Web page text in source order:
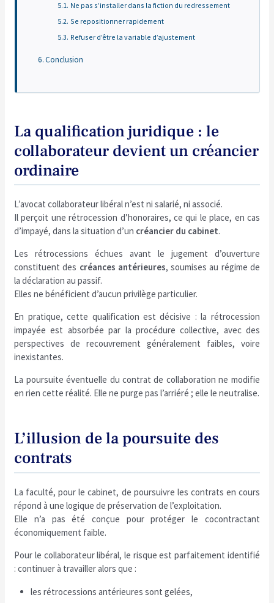
Ne pas s’installer dans la fiction du redressement
Se repositionner rapidement
Refuser d’être la variable d’ajustement
Conclusion
La qualification juridique : le
collaborateur devient un créancier
ordinaire
L’avocat collaborateur libéral n’est ni salarié, ni associé.
Il perçoit une rétrocession d’honoraires, ce qui le place, en cas
d’impayé, dans la situation d’un créancier du cabinet.
Les rétrocessions échues avant le jugement d’ouverture
constituent des créances antérieures, soumises au régime de
la déclaration au passif.
Elles ne bénéficient d’aucun privilège particulier.
En pratique, cette qualification est décisive : la rétrocession
impayée est absorbée par la procédure collective, avec des
perspectives de recouvrement généralement faibles, voire
inexistantes.
La poursuite éventuelle du contrat de collaboration ne modifie
en rien cette réalité. Elle ne purge pas l’arriéré ; elle le neutralise.
L’illusion de la poursuite des
contrats
La faculté, pour le cabinet, de poursuivre les contrats en cours
répond à une logique de préservation de l’exploitation.
Elle n’a pas été conçue pour protéger le cocontractant
économiquement faible.
Pour le collaborateur libéral, le risque est parfaitement identifié
: continuer à travailler alors que :
les rétrocessions antérieures sont gelées,